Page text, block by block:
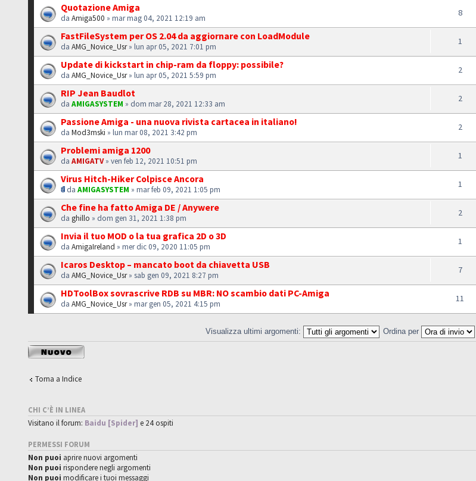
Quotazione Amiga
daAmiga500 » mar mag 04, 2021 12:19 am
8
FastFileSystem per OS 2.04 da aggiornare con LoadModule
daAMG_Novice_Usr» lun apr 05, 2021 7:01 pm
1
Update di kickstart in chip-ram da floppy: possibile?
daAMG_Novice_Usr» lun apr 05, 2021 5:59 pm
2
RIP Jean Baudlot
daAMIGASYSTEM » dom mar 28, 2021 12:33 am
2
Passione Amiga - una nuova rivista cartacea in italiano!
daMod3mski » lun mar 08, 2021 3:42 pm
2
Problemi amiga 1200
daAMIGATV» ven feb 12, 2021 10:51 pm
1
Virus Hitch-Hiker Colpisce Ancora
daAMIGASYSTEM » mar feb 09, 2021 1:05 pm
1
Che fine ha fatto Amiga DE / Anywere
daghillo » dom gen 31, 2021 1:38 pm
2
Invia il tuo MOD o la tua grafica 2D o 3D
daAmigaIreland » mer dic 09, 2020 11:05 pm
1
Icaros Desktop – mancato boot da chiavetta USB
daAMG_Novice_Usr» sab gen 09, 2021 8:27 pm
7
HDToolBox sovrascrive RDB su MBR: NO scambio dati PC-Amiga
daAMG_Novice_Usr» mar gen 05, 2021 4:15 pm
11
Visualizza ultimi argomenti: Ordina per
Scrivi un nuovo
argomento
Torna a Indice
CHI C’È IN LINEA
Visitano il forum: Baidu [Spider] e 24 ospiti
PERMESSI FORUM
Non puoi aprire nuovi argomenti
Non puoi rispondere negli argomenti
Non puoi modificare i tuoi messaggi